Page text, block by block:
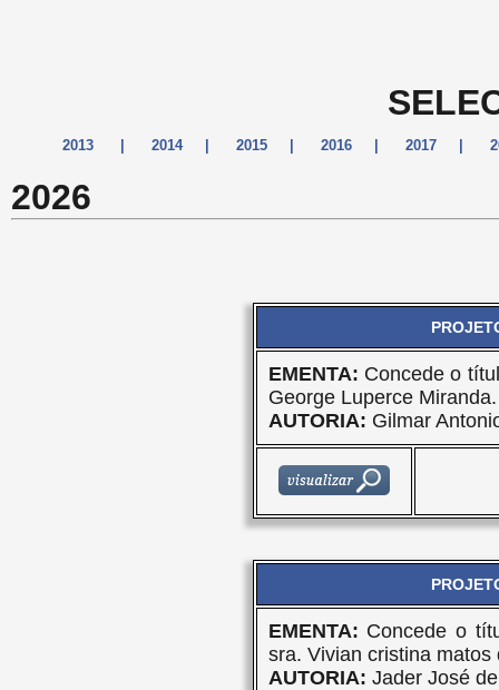
2013 2014 2015 2016 2017
2026
EMENTA: Concede o
George Luperce Miranda.
AUTORIA: Gilmar
EMENTA: Concede o
sra. Vivian cristina matos
AUTORIA: Jader José